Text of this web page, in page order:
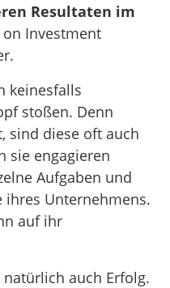
Resultaten im
Investment
keinesfalls
stoßen. Denn
sind diese oft auch
sie engagieren
Aufgaben und
ihres Unternehmens.
auf ihr
auch Erfolg.